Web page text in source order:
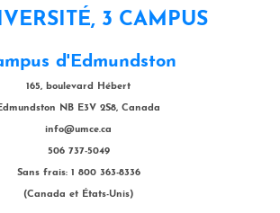
3 CAMPUS
d'Edmundston
165, boulevard Hébert
NB E3V 2S8, Canada
info@umce.ca
506 737-5049
Sans frais: 1 800 363-8336
(Canada et États-Unis)